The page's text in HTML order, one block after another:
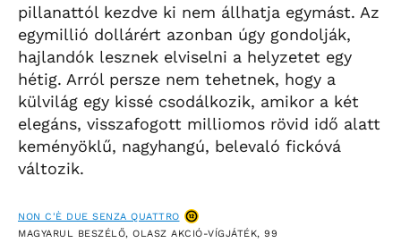
pillanattól kezdve ki nem állhatja egymást. Az
egymillió dollárért azonban úgy gondolják,
hajlandók lesznek elviselni a helyzetet egy
hétig. Arról persze nem tehetnek, hogy a
külvilág egy kissé csodálkozik, amikor a két
elegáns, visszafogott milliomos rövid idő alatt
keményöklű, nagyhangú, belevaló fickóvá
változik.
NON C'È DUE SENZA QUATTRO
MAGYARUL BESZÉLŐ, OLASZ AKCIÓ-VÍGJÁTÉK, 99